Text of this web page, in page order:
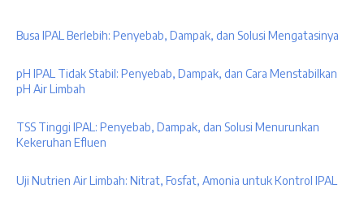
Busa IPAL Berlebih: Penyebab, Dampak, dan Solusi Mengatasinya
pH IPAL Tidak Stabil: Penyebab, Dampak, dan Cara Menstabilkan
pH Air Limbah
TSS Tinggi IPAL: Penyebab, Dampak, dan Solusi Menurunkan
Kekeruhan Efluen
Uji Nutrien Air Limbah: Nitrat, Fosfat, Amonia untuk Kontrol IPAL